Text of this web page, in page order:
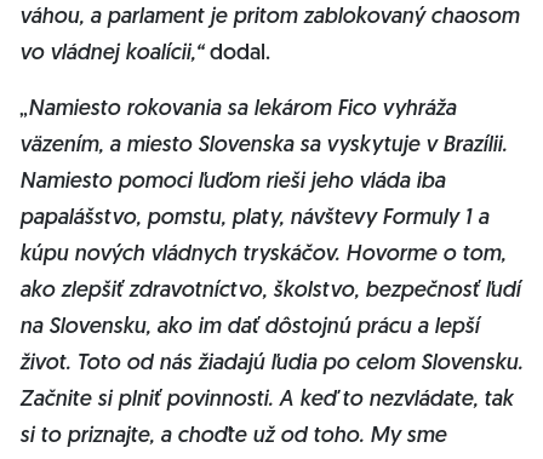
váhou, a parlament je pritom zablokovaný chaosom
vo vládnej koalícii,“dodal.
„Namiesto rokovania sa lekárom Fico vyhráža
väzením, a miesto Slovenska sa vyskytuje v Brazílii.
Namiesto pomoci ľuďom rieši jeho vláda iba
papalášstvo, pomstu, platy, návštevy Formuly 1 a
kúpu nových vládnych tryskáčov. Hovorme o tom,
ako zlepšiť zdravotníctvo, školstvo, bezpečnosť ľudí
na Slovensku, ako im dať dôstojnú prácu a lepší
život. Toto od nás žiadajú ľudia po celom Slovensku.
Začnite si plniť povinnosti. A keď to nezvládate, tak
si to priznajte, a choďte už od toho. My sme